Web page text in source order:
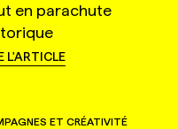
en parachute
L'ARTICLE
ET CRÉATIVITÉ